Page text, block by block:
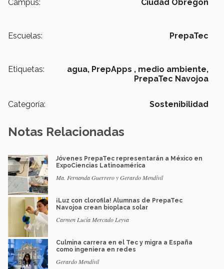
Campus: Ciudad Obregón
Escuelas: PrepaTec
Etiquetas: agua, PrepApps , medio ambiente,
PrepaTec Navojoa
Categoría: Sostenibilidad
Notas Relacionadas
Jóvenes PrepaTec representarán a México en
ExpoCiencias Latinoamérica
Ma. Fernanda Guerrero y Gerardo Mendívil
¡Luz con clorofila! Alumnas de PrepaTec
Navojoa crean bioplaca solar
Carmen Lucía Mercado Leyva
Culmina carrera en el Tec y migra a España
como ingeniera en redes
Gerardo Mendívil